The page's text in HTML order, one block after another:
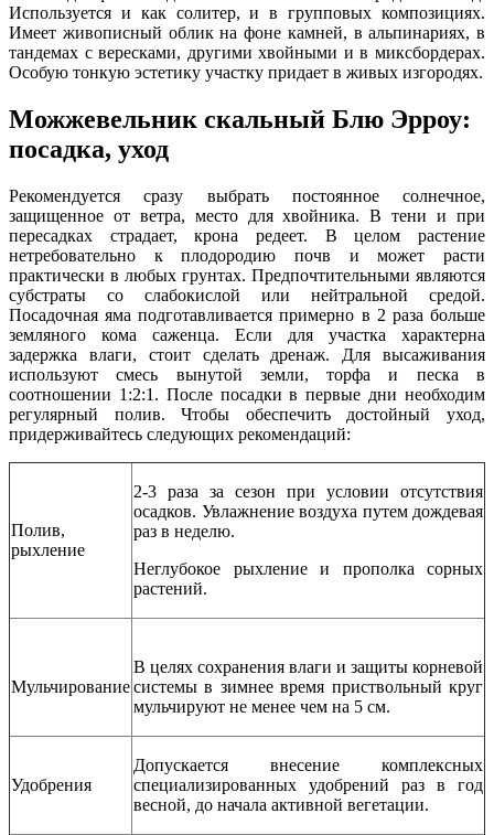
Используется и как солитер, и в групповых композициях.
Имеет живописный облик на фоне камней, в альпинариях, в
тандемах с вересками, другими хвойными и в миксбордерах.
Особую тонкую эстетику участку придает в живых изгородях.
Можжевельник скальный Блю Эрроу:
посадка, уход
Рекомендуется сразу выбрать постоянное солнечное,
защищенное от ветра, место для хвойника. В тени и при
пересадках страдает, крона редеет. В целом растение
нетребовательно к плодородию почв и может расти
практически в любых грунтах. Предпочтительными являются
субстраты со слабокислой или нейтральной средой.
Посадочная яма подготавливается примерно в 2 раза больше
земляного кома саженца. Если для участка характерна
задержка влаги, стоит сделать дренаж. Для высаживания
используют смесь вынутой земли, торфа и песка в
соотношении 1:2:1. После посадки в первые дни необходим
регулярный полив. Чтобы обеспечить достойный уход,
придерживайтесь следующих рекомендаций:
Полив,
рыхление
2-3 раза за сезон при условии отсутствия
осадков. Увлажнение воздуха путем дождевая
раз в неделю.
Неглубокое рыхление и прополка сорных
растений.
Мульчирование
В целях сохранения влаги и защиты корневой
системы в зимнее время приствольный круг
мульчируют не менее чем на 5 см.
Удобрения
Допускается внесение комплексных
специализированных удобрений раз в год
весной, до начала активной вегетации.